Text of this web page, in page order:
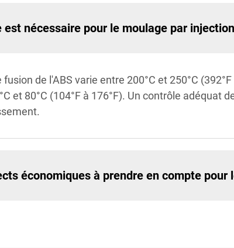
nécessaire pour le moulage par
de l'ABS varie entre 200°C et 250°C
et 80°C (104°F à 176°F). Un contrôle
économiques à prendre en compte pour